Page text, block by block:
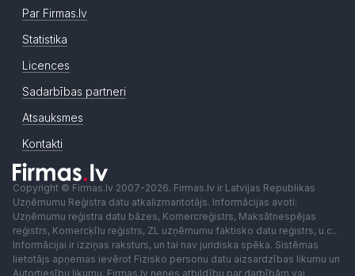
Par Firmas.lv
Statistika
Licences
Sadarbības partneri
Atsauksmes
Kontakti
Copyright © Firmas.lv 2007-2026. Firmas.lv ir Latvijas Republikas
Uzņēmumu Reģistra datu atkalizmantotājs. Informācijas avoti:
Uzņēmumu reģistra datu bāzes, Komercreģistrs, Maksātnespējas
reģistrs, Komercķīlu reģistrs, ZL uzņēmumu faktisko datu reģistrs, u.c..
Informācijai ir izziņas raksturs, un tai nav juridiska spēka. Sistēmas
lietotājs apņemas ievērot Fizisko personu datu aizsardzības likumu un
Autortiesību likumu. Firmas.lv nenes atbildību par darbībām vai